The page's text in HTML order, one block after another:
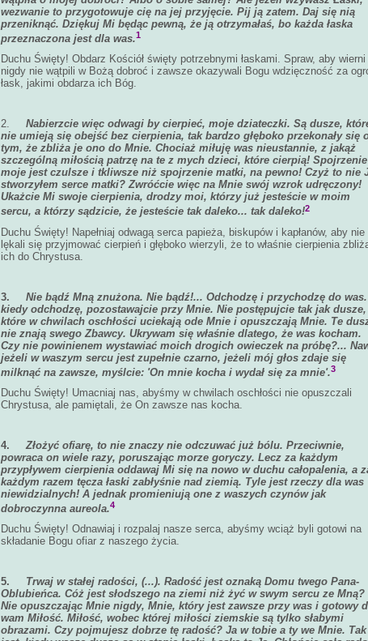
wezwanie to przygotowuje cię na jej przyjęcie. Pij ją zatem. Daj się nią
przeniknąć. Dziękuj Mi będąc pewną, że ją otrzymałaś, bo każda łaska
przeznaczona jest dla was.1
Duchu Święty! Obdarz Kościół święty potrzebnymi łaskami. Spraw, aby wierni
nigdy nie wątpili w Bożą dobroć i zawsze okazywali Bogu wdzięczność za
łask, jakimi obdarza ich Bóg.
2. Nabierzcie więc odwagi by cierpieć, moje dziateczki. Są dusze,
nie umieją się obejść bez cierpienia, tak bardzo głęboko przekonały się
tym, że zbliża je ono do Mnie. Chociaż miłuję was nieustannie, z jakąż
szczególną miłością patrzę na te z mych dzieci, które cierpią! Spojrzenie
moje jest czulsze i tkliwsze niż spojrzenie matki, na pewno! Czyż to nie
stworzyłem serce matki? Zwróćcie więc na Mnie swój wzrok udręczony!
Ukażcie Mi swoje cierpienia, drodzy moi, którzy już jesteście w moim
sercu, a którzy sądzicie, że jesteście tak daleko... tak daleko!2
Duchu Święty! Napełniaj odwagą serca papieża, biskupów i kapłanów, aby nie
lękali się przyjmować cierpień i głęboko wierzyli, że to właśnie cierpienia
ich do Chrystusa.
3. Nie bądź Mną znużona. Nie bądź!... Odchodzę i przychodzę do
kiedy odchodzę, pozostawajcie przy Mnie. Nie postępujcie tak jak dusze,
które w chwilach oschłości uciekają ode Mnie i opuszczają Mnie. Te
nie znają swego Zbawcy. Ukrywam się właśnie dlatego, że was kocham.
Czy nie powinienem wystawiać moich drogich owieczek na próbę?...
jeżeli w waszym sercu jest zupełnie czarno, jeżeli mój głos zdaje się
milknąć na zawsze, myślcie: 'On mnie kocha i wydał się za mnie'.3
Duchu Święty! Umacniaj nas, abyśmy w chwilach oschłości nie opuszczali
Chrystusa, ale pamiętali, że On zawsze nas kocha.
4. Złożyć ofiarę, to nie znaczy nie odczuwać już bólu. Przeciwnie,
powraca on wiele razy, poruszając morze goryczy. Lecz za każdym
przypływem cierpienia oddawaj Mi się na nowo w duchu całopalenia, a
każdym razem tęcza łaski zabłyśnie nad ziemią. Tyle jest rzeczy dla was
niewidzialnych! A jednak promieniują one z waszych czynów jak
dobroczynna aureola.4
Duchu Święty! Odnawiaj i rozpalaj nasze serca, abyśmy wciąż byli gotowi na
składanie Bogu ofiar z naszego życia.
5. Trwaj w stałej radości, (...). Radość jest oznaką Domu twego Pana-
Oblubieńca. Cóż jest słodszego na ziemi niż żyć w swym sercu ze Mną?
Nie opuszczając Mnie nigdy, Mnie, który jest zawsze przy was i gotowy
wam Miłość. Miłość, wobec której miłości ziemskie są tylko słabymi
obrazami. Czy pojmujesz dobrze tę radość? Ja w tobie a ty we Mnie. Tak